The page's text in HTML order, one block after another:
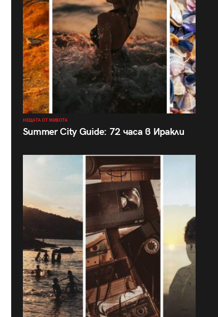
НЕЩАТА ОТ ЖИВОТА
Summer City Guide: 72 часа в Иракли